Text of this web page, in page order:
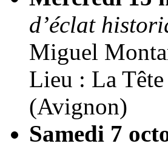
d’éclat
Miguel
Lieu : La
(Avignon)
Samedi 7